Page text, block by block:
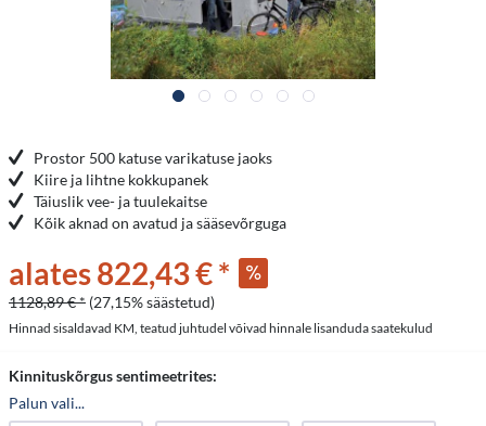
Prostor 500 katuse varikatuse jaoks
Kiire ja lihtne kokkupanek
Täiuslik vee- ja tuulekaitse
Kõik aknad on avatud ja sääsevõrguga
alates 822,43 € *
1128,89 € * (27,15% säästetud)
Hinnad sisaldavad KM, teatud juhtudel võivad hinnale lisanduda saatekulud
Kinnituskõrgus sentimeetrites:
Palun vali...